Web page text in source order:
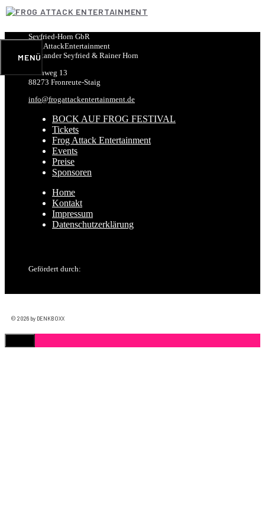
Zum
springen
MENÜ
Seyfried-Horn GbR
FrogAttackEntertainment
Alexander Seyfried & Rainer Horn
Öschweg 13
88273 Fronreute-Staig
info@frogattackentertainment.de
BOCK AUF FROG FESTIVAL
Tickets
Frog Attack Entertainment
Events
Preise
Sponsoren
Home
Kontakt
Impressum
Datenschutzerklärung
Gefördert durch:
© 2026 by DENKBOXX
Schließen